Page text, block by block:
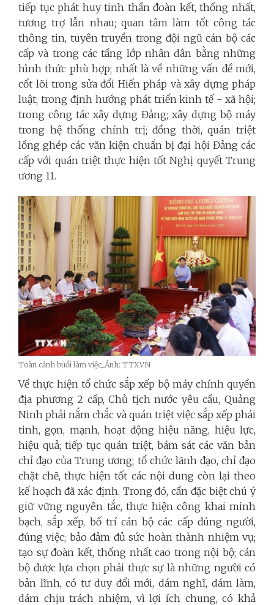
tiếp tục phát huy tinh thần đoàn kết, thống nhất,
tương trợ lẫn nhau; quan tâm làm tốt công tác
thông tin, tuyên truyền trong đội ngũ cán bộ các
cấp và trong các tầng lớp nhân dân bằng những
hình thức phù hợp; nhất là về những vấn đề mới,
cốt lõi trong sửa đổi Hiến pháp và xây dựng pháp
luật; trong định hướng phát triển kinh tế - xã hội;
trong công tác xây dựng Đảng; xây dựng bộ máy
trong hệ thống chính trị; đồng thời, quán triệt
lồng ghép các văn kiện chuẩn bị đại hội Đảng các
cấp với quán triệt thực hiện tốt Nghị quyết Trung
ương 11.
Toàn cảnh buổi làm việc_Ảnh: TTXVN
Về thực hiện tổ chức sắp xếp bộ máy chính quyền
địa phương 2 cấp, Chủ tịch nước yêu cầu, Quảng
Ninh phải nắm chắc và quán triệt việc sắp xếp phải
tinh, gọn, mạnh, hoạt động hiệu năng, hiệu lực,
hiệu quả; tiếp tục quán triệt, bám sát các văn bản
chỉ đạo của Trung ương; tổ chức lãnh đạo, chỉ đạo
chặt chẽ, thực hiện tốt các nội dung còn lại theo
kế hoạch đã xác định. Trong đó, cần đặc biệt chú ý
giữ vững nguyên tắc, thực hiện công khai minh
bạch, sắp xếp, bố trí cán bộ các cấp đúng người,
đúng việc; bảo đảm đủ sức hoàn thành nhiệm vụ;
tạo sự đoàn kết, thống nhất cao trong nội bộ; cán
bộ được lựa chọn phải thực sự là những người có
bản lĩnh, có tư duy đổi mới, dám nghĩ, dám làm,
dám chịu trách nhiệm, vì lợi ích chung, có khả